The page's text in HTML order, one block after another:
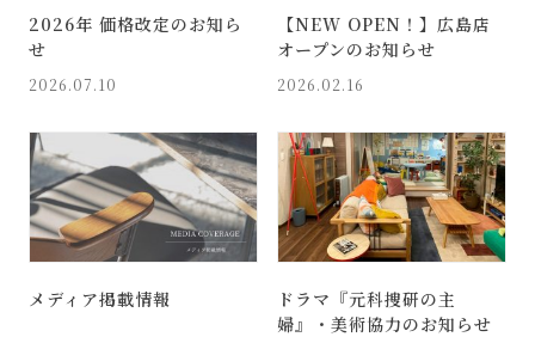
2026年 価格改定のお知ら
せ
2026.07.10
【NEW OPEN！】広島店
オープンのお知らせ
2026.02.16
メディア掲載情報
ドラマ『元科捜研の主
婦』・美術協力のお知らせ